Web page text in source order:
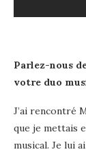
Parlez-nous
votre duo
J’ai rencontré
que je mettais
musical. Je lui